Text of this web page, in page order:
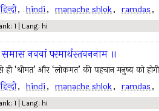
हिन्दी, hindi, manache shlok, ramdas,
1 | Lang: hi
नववां परमार्थस्तवननाम ॥
‘श्रीमत’ और ‘लोकमत’ की पहचान मनुष्य को
हिन्दी, hindi, manache shlok, ramdas,
1 | Lang: hi